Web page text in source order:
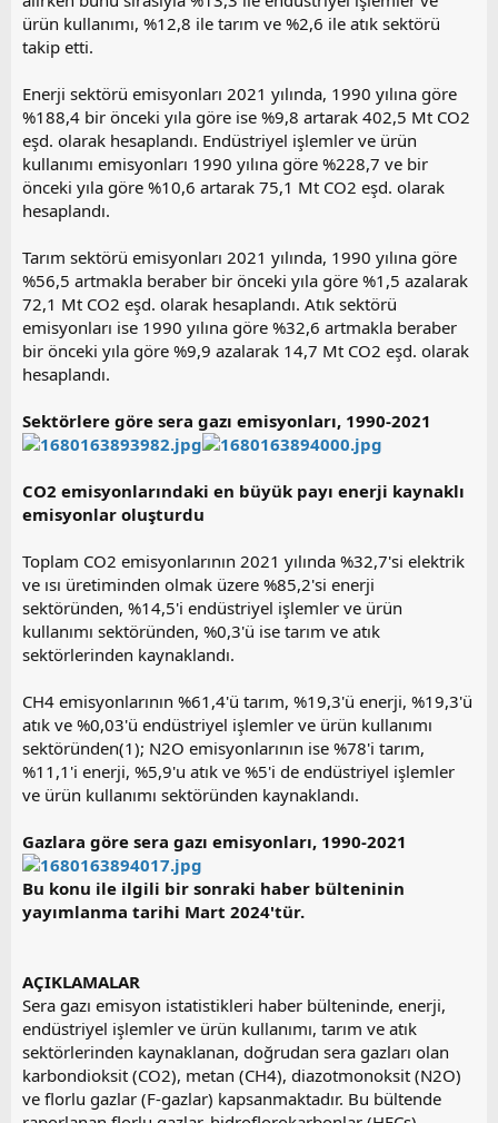
ürün kullanımı, %12,8 ile tarım ve %2,6 ile atık sektörü
takip etti.
Enerji sektörü emisyonları 2021 yılında, 1990 yılına göre
%188,4 bir önceki yıla göre ise %9,8 artarak 402,5 Mt CO2
eşd. olarak hesaplandı. Endüstriyel işlemler ve ürün
kullanımı emisyonları 1990 yılına göre %228,7 ve bir
önceki yıla göre %10,6 artarak 75,1 Mt CO2 eşd. olarak
hesaplandı.
Tarım sektörü emisyonları 2021 yılında, 1990 yılına göre
%56,5 artmakla beraber bir önceki yıla göre %1,5 azalarak
72,1 Mt CO2 eşd. olarak hesaplandı. Atık sektörü
emisyonları ise 1990 yılına göre %32,6 artmakla beraber
bir önceki yıla göre %9,9 azalarak 14,7 Mt CO2 eşd. olarak
hesaplandı.
Sektörlere göre sera gazı emisyonları, 1990-2021
CO2 emisyonlarındaki en büyük payı enerji kaynaklı
emisyonlar oluşturdu
Toplam CO2 emisyonlarının 2021 yılında %32,7'si elektrik
ve ısı üretiminden olmak üzere %85,2'si enerji
sektöründen, %14,5'i endüstriyel işlemler ve ürün
kullanımı sektöründen, %0,3'ü ise tarım ve atık
sektörlerinden kaynaklandı.
CH4 emisyonlarının %61,4'ü tarım, %19,3'ü enerji, %19,3'ü
atık ve %0,03'ü endüstriyel işlemler ve ürün kullanımı
sektöründen(1); N2O emisyonlarının ise %78'i tarım,
%11,1'i enerji, %5,9'u atık ve %5'i de endüstriyel işlemler
ve ürün kullanımı sektöründen kaynaklandı.
Gazlara göre sera gazı emisyonları, 1990-2021
Bu konu ile ilgili bir sonraki haber bülteninin
yayımlanma tarihi Mart 2024'tür.
AÇIKLAMALAR
Sera gazı emisyon istatistikleri haber bülteninde, enerji,
endüstriyel işlemler ve ürün kullanımı, tarım ve atık
sektörlerinden kaynaklanan, doğrudan sera gazları olan
karbondioksit (CO2), metan (CH4), diazotmonoksit (N2O)
ve florlu gazlar (F-gazlar) kapsanmaktadır. Bu bültende